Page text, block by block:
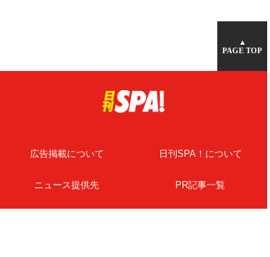
▲
PAGE TOP
広告掲載について 日刊SPA！について
ニュース提供先 PR記事一覧